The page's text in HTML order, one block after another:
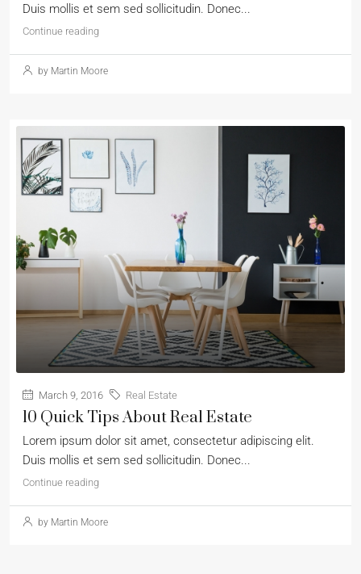
Duis mollis et sem sed sollicitudin. Donec...
Continue reading
by Martin Moore
March 9, 2016 Real Estate
10 Quick Tips About Real Estate
Lorem ipsum dolor sit amet, consectetur adipiscing elit.
Duis mollis et sem sed sollicitudin. Donec...
Continue reading
by Martin Moore